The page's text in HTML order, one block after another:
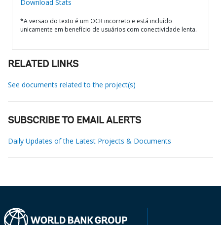
Download Stats
*A versão do texto é um OCR incorreto e está incluído
unicamente em benefício de usuários com conectividade lenta.
RELATED LINKS
See documents related to the project(s)
SUBSCRIBE TO EMAIL ALERTS
Daily Updates of the Latest Projects & Documents